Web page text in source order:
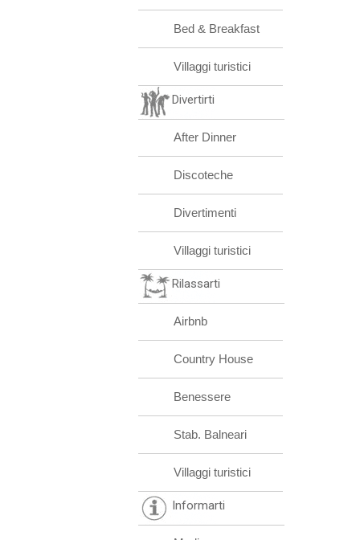
Bed & Breakfast
Villaggi turistici
Divertirti
After Dinner
Discoteche
Divertimenti
Villaggi turistici
Rilassarti
Airbnb
Country House
Benessere
Stab. Balneari
Villaggi turistici
Informarti